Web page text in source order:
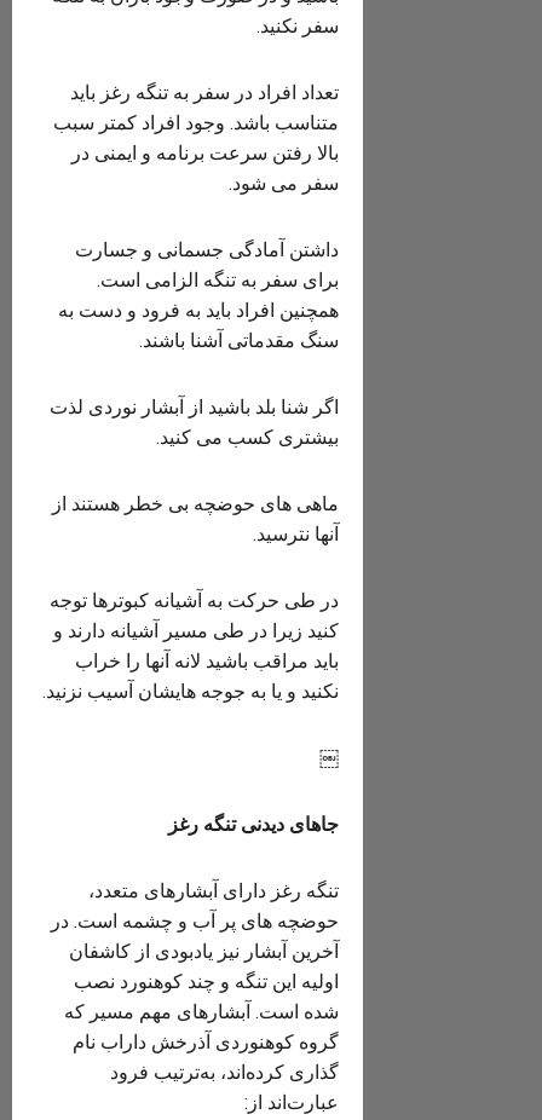
سفر نکنید.
تعداد افراد در سفر به تنگه رغز باید
متناسب باشد. وجود افراد کمتر سبب
بالا رفتن سرعت برنامه و ایمنی در
سفر می شود.
داشتن آمادگی جسمانی و جسارت
برای سفر به تنگه الزامی است.
همچنین افراد باید به فرود و دست به
سنگ مقدماتی آشنا باشند.
اگر شنا بلد باشید از آبشار نوردی لذت
بیشتری کسب می کنید.
ماهی های حوضچه بی خطر هستند از
آنها نترسید.
در طی حرکت به آشیانه کبوترها توجه
کنید زیرا در طی مسیر آشیانه دارند و
باید مراقب باشید لانه آنها را خراب
نکنید و یا به جوجه هایشان آسیب نزنید.
￼
جاهای دیدنی تنگه رغز
تنگه رغز دارای آبشارهای متعدد،
حوضچه های پر آب و چشمه است. در
آخرین آبشار نیز یادبودی از کاشفان
اولیه این تنگه و چند کوهنورد نصب
شده است. آبشارهای مهم مسیر که
گروه کوهنوردی آذرخش داراب نام
گذاری کرده‌اند، به‌ترتیب فرود
عبارت‌اند از: